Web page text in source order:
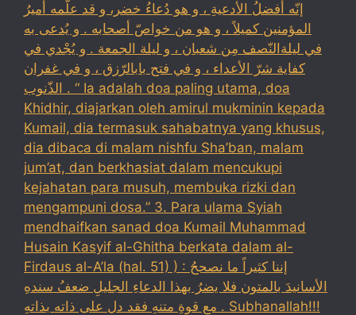
إنّه أفضلُ الأدعيةِ ، و هو دُعاءُ خضر، و قد علّمه أميرُ
المؤمنين كميلاً ، و هو من خواصّ أصحابه . و يُدعى به
في ليلةالنّصف مِن شعبان ، و ليلة الجمعة . و يُجْدي في
كفاية شرّ الأعداء ، و في فتح بابالرّزق ، و في غفران
الذّنوب . “ Ia adalah doa paling utama, doa
Khidhir, diajarkan oleh amirul mukminin kepada
Kumail, dia termasuk sahabatnya yang khusus,
dia dibaca di malam nishfu Sha’ban, malam
jum’at, dan berkhasiat dalam mencukupi
kejahatan para musuh, membuka rizki dan
mengampuni dosa.” 3. Para ulama Syiah
mendhaifkan sanad doa Kumail Muhammad
Husain Kasyif al-Ghitha berkata dalam al-
Firdaus al-A’la (hal. 51) ) : إننا كثيراً ما نصححُ
الأسانيدَ بالمتون فلا يضرُ بهذا الدعاءِ الجليلِ ضعفُ سندهِ
مع قوةِ متنهِ فقد دل على ذاته بذاتهِ . Subhanallah!!!